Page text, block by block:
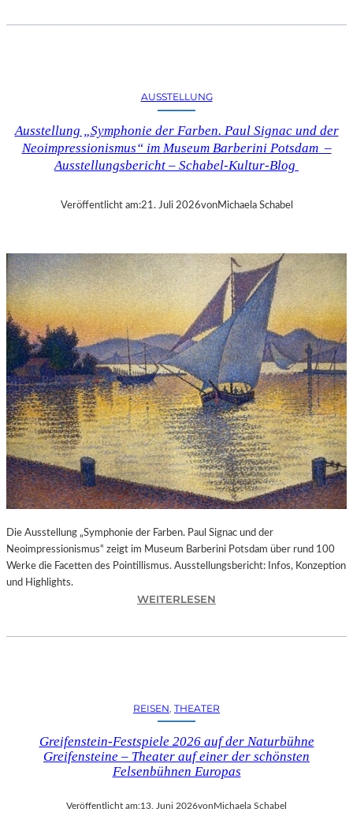
F
B
A
E
A
L
L
E
R
R
E
C
H
T
E
B
E
R
A
U
T
“
(
6
Z
N
S
O
AUSSTELLUNG
Ausstellung „Symphonie der Farben. Paul Signac und der
Neoimpressionismus“ im Museum Barberini Potsdam –
Ausstellungsbericht – Schabel-Kultur-Blog
Veröffentlicht am:21. Juli 2026vonMichaela Schabel
Die Ausstellung „Symphonie der Farben. Paul Signac und der
Neoimpressionismus“ zeigt im Museum Barberini Potsdam über rund 100
Werke die Facetten des Pointillismus. Ausstellungsbericht: Infos, Konzeption
und Highlights.
WEITERLESEN
L
U
N
G
REISEN THEATER
Greifenstein-Festspiele 2026 auf der Naturbühne
Greifensteine – Theater auf einer der schönsten
Felsenbühnen Europas
Veröffentlicht am:13. Juni 2026vonMichaela Schabel